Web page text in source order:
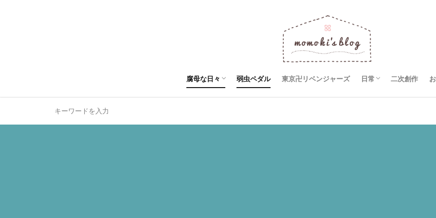
腐母な日々
HUNTER×HUNTER
進撃の巨人
ジョジョの奇妙な冒険
弱虫ペダル 東京卍リベンジャーズ 日常
ワイン
二次創作